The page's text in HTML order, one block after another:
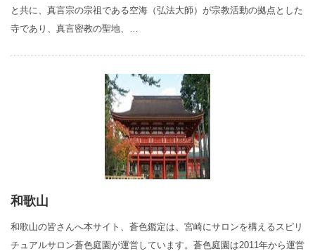
と共に、真言宗の宗祖である空海（弘法大師）が宗教活動の拠点とした
寺であり、真言密教の聖地、…
和歌山
和歌山の皆さんへ本サイト、蒼色鑑定は、宮崎にサロンを構えるスピリ
チュアルサロン蒼色庭園が運営しています。蒼色庭園は2011年から運営